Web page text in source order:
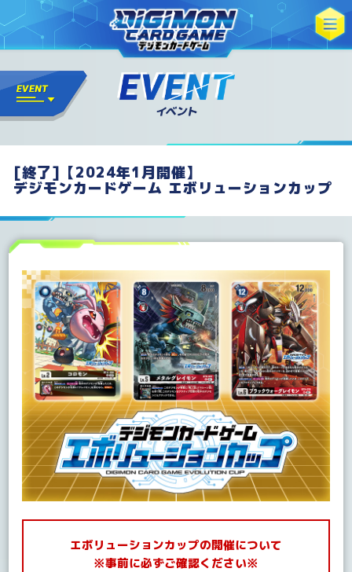
[終了]【2024年1月開催】
デジモンカードゲーム エボリューションカップ
エボリューションカップの開催について
※事前に必ずご確認ください※